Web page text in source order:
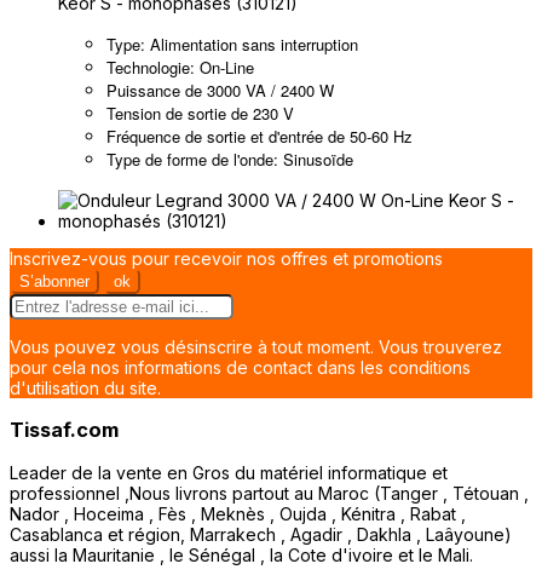
Type: Alimentation sans interruption
Technologie: On-Line
Puissance de 3000 VA / 2400 W
Tension de sortie de 230 V
Fréquence de sortie et d'entrée de 50-60 Hz
Type de forme de l'onde: Sinusoïde
Inscrivez-vous pour recevoir nos offres et promotions
Vous pouvez vous désinscrire à tout moment. Vous trouverez
pour cela nos informations de contact dans les conditions
d'utilisation du site.
Tissaf.com
Leader de la vente en Gros du matériel informatique et
professionnel ,Nous livrons partout au Maroc (Tanger , Tétouan ,
Nador , Hoceima , Fès , Meknès , Oujda , Kénitra , Rabat ,
Casablanca et région, Marrakech , Agadir , Dakhla , Laâyoune)
aussi la Mauritanie , le Sénégal , la Cote d'ivoire et le Mali.